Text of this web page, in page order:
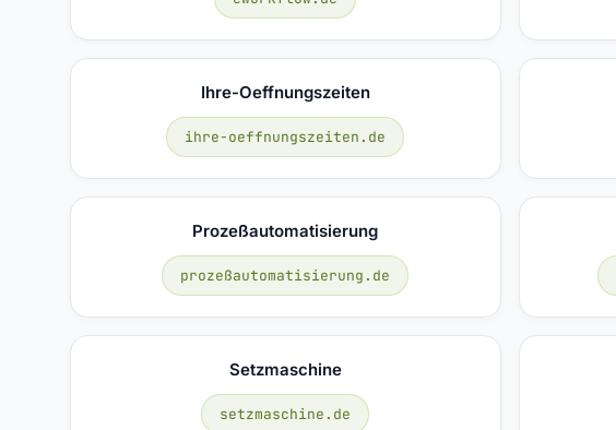
Ihre-Oeffnungszeiten
ihre-oeffnungszeiten.de
Prozeßautomatisierung
prozeßautomatisierung.de
Setzmaschine
setzmaschine.de